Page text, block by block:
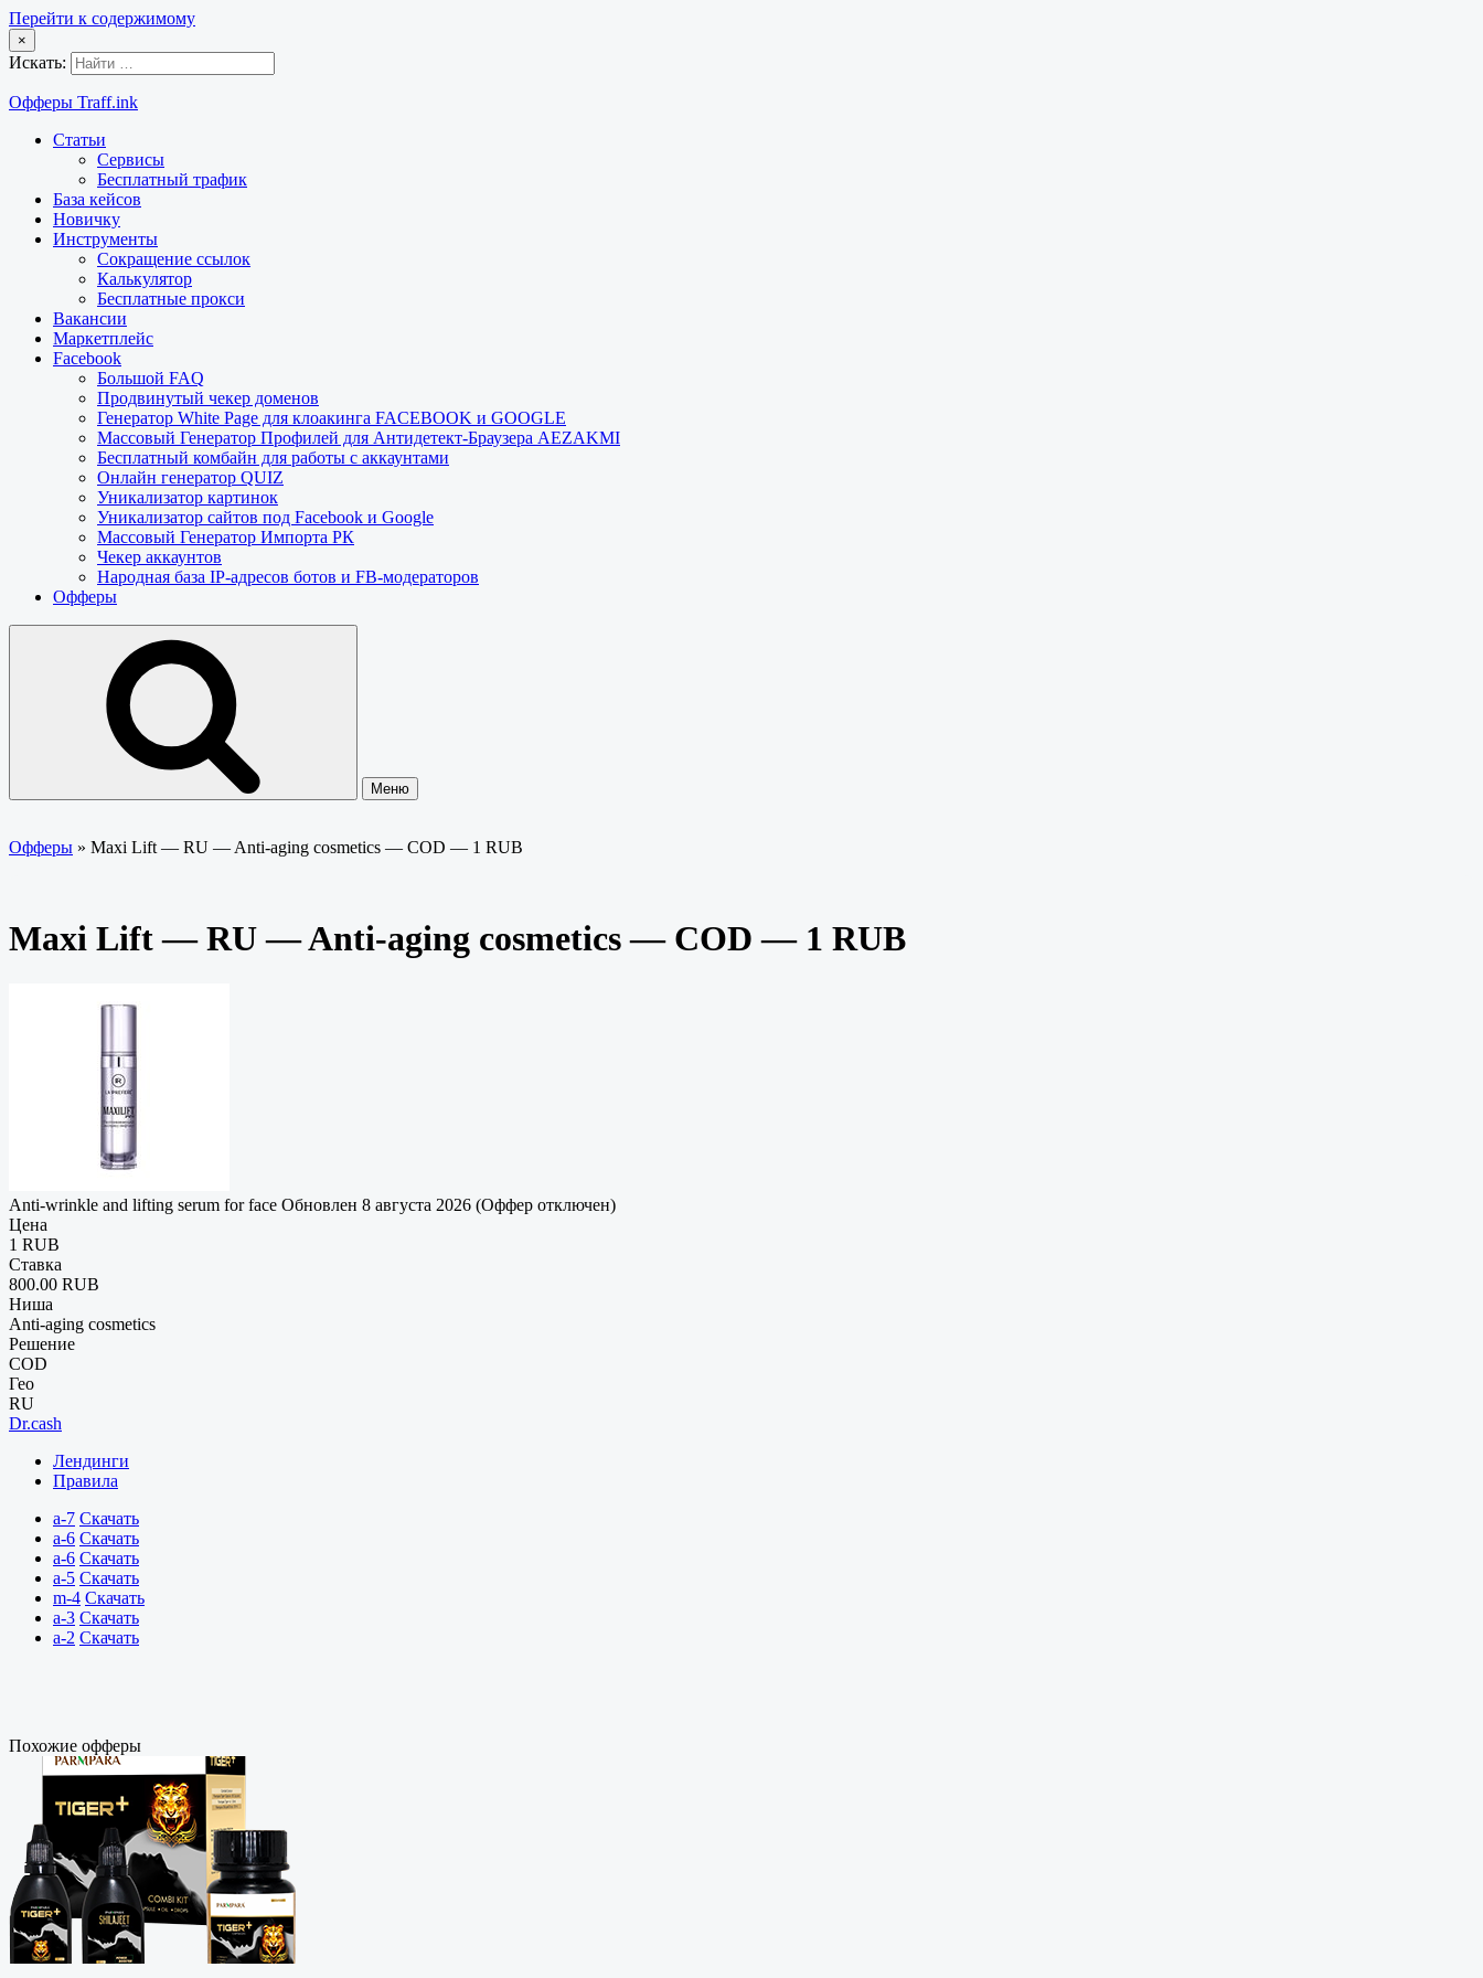
Перейти к содержимому
×
Искать:
Офферы Traff.ink
Статьи
Сервисы
Бесплатный трафик
База кейсов
Новичку
Инструменты
Сокращение ссылок
Калькулятор
Бесплатные прокси
Вакансии
Маркетплейс
Facebook
Большой FAQ
Продвинутый чекер доменов
Генератор White Page для клоакинга FACEBOOK и GOOGLE
Массовый Генератор Профилей для Антидетект-Браузера AEZAKMI
Бесплатный комбайн для работы с аккаунтами
Онлайн генератор QUIZ
Уникализатор картинок
Уникализатор сайтов под Facebook и Google
Массовый Генератор Импорта РК
Чекер аккаунтов
Народная база IP-адресов ботов и FB-модераторов
Офферы
Меню
Офферы » Maxi Lift — RU — Anti-aging cosmetics — COD — 1 RUB
Maxi Lift — RU — Anti-aging cosmetics — COD — 1 RUB
Anti-wrinkle and lifting serum for face Обновлен 8 августа 2026 (Оффер отключен)
Цена
1 RUB
Ставка
800.00 RUB
Ниша
Anti-aging cosmetics
Решение
COD
Гео
RU
Dr.cash
Лендинги
Правила
a-7 Скачать
a-6 Скачать
a-6 Скачать
a-5 Скачать
m-4 Скачать
a-3 Скачать
a-2 Скачать
Похожие офферы